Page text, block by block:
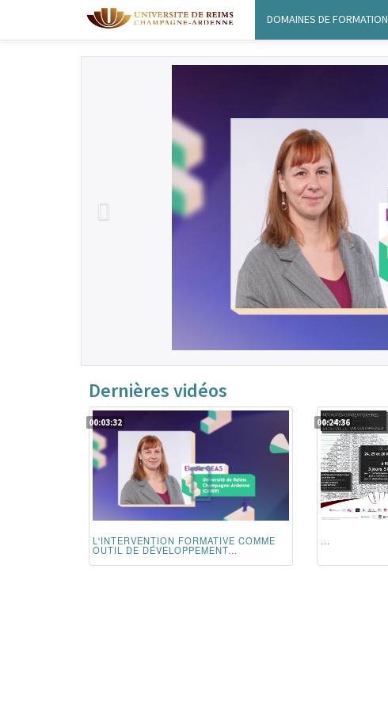
DOMAINES DE FORMATION
Dernières vidéos
L'INTERVENTION FORMATIVE COMME
OUTIL DE DÉVELOPPEMENT...
00:03:32
...
00:24:36